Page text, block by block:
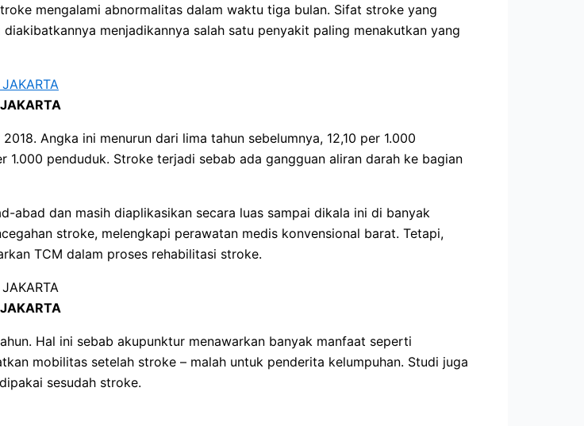
mengalami abnormalitas dalam waktu tiga bulan. Sifat stroke yang
menjadikannya salah satu penyakit paling menakutkan yang
Angka ini menurun dari lima tahun sebelumnya, 12,10 per 1.000
penduduk. Stroke terjadi sebab ada gangguan aliran darah ke bagian
abad dan masih diaplikasikan secara luas sampai dikala ini di banyak
stroke, melengkapi perawatan medis konvensional barat. Tetapi,
TCM dalam proses rehabilitasi stroke.
Hal ini sebab akupunktur menawarkan banyak manfaat seperti
mobilitas setelah stroke – malah untuk penderita kelumpuhan. Studi juga
sesudah stroke.